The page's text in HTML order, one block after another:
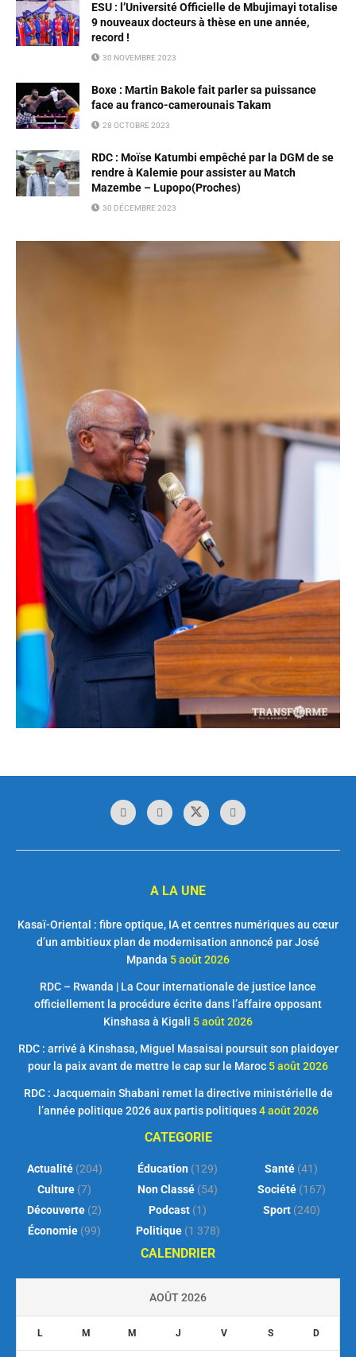
ESU : l’Université Officielle de Mbujimayi totalise
9 nouveaux docteurs à thèse en une année,
record !
30 NOVEMBRE 2023
Boxe : Martin Bakole fait parler sa puissance
face au franco-camerounais Takam
28 OCTOBRE 2023
RDC : Moïse Katumbi empêché par la DGM de se
rendre à Kalemie pour assister au Match
Mazembe – Lupopo(Proches)
30 DÉCEMBRE 2023
A LA UNE
Kasaï-Oriental : fibre optique, IA et centres numériques au cœur
d’un ambitieux plan de modernisation annoncé par José
Mpanda 5 août 2026
RDC – Rwanda | La Cour internationale de justice lance
officiellement la procédure écrite dans l’affaire opposant
Kinshasa à Kigali 5 août 2026
RDC : arrivé à Kinshasa, Miguel Masaisai poursuit son plaidoyer
pour la paix avant de mettre le cap sur le Maroc 5 août 2026
RDC : Jacquemain Shabani remet la directive ministérielle de
l’année politique 2026 aux partis politiques 4 août 2026
CATEGORIE
Actualité(204)
Culture (7)
Découverte (2)
Économie (99)
Éducation (129)
Non Classé (54)
Podcast (1)
Politique(1 378)
Santé (41)
Société(167)
Sport(240)
CALENDRIER
AOÛT 2026
L M M J V S D